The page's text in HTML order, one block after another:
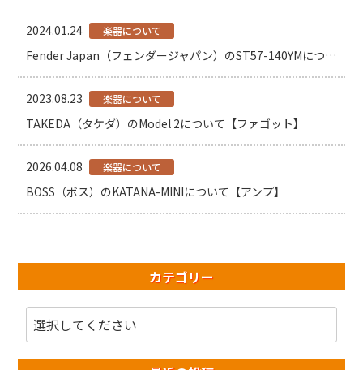
2024.01.24 楽器について
Fender Japan（フェンダージャパン）のST57-140YMについて【ギター】
2023.08.23 楽器について
TAKEDA（タケダ）のModel 2について【ファゴット】
2026.04.08 楽器について
BOSS（ボス）のKATANA-MINIについて【アンプ】
カテゴリー